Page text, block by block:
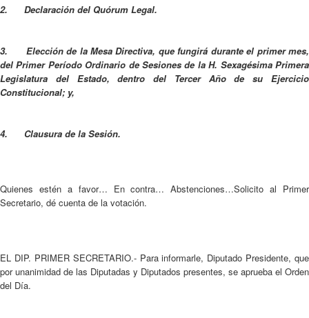
2. Declaración del Quórum Legal.
3. Elección de la Mesa Directiva, que fungirá durante el primer mes,
del Primer Período Ordinario de Sesiones de la H. Sexagésima Primera
Legislatura del Estado, dentro del Tercer Año de su Ejercicio
Constitucional; y,
4. Clausura de la Sesión.
Quienes estén a favor… En contra… Abstenciones…Solicito al Primer
Secretario, dé cuenta de la votación.
EL DIP. PRIMER SECRETARIO.- Para informarle, Diputado Presidente, que
por unanimidad de las Diputadas y Diputados presentes, se aprueba el Orden
del Día.